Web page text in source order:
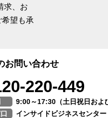
求、お
望も承
お問い合わせ
220-449
9:00～17:30（土日祝日およ
インサイドビジネスセンター